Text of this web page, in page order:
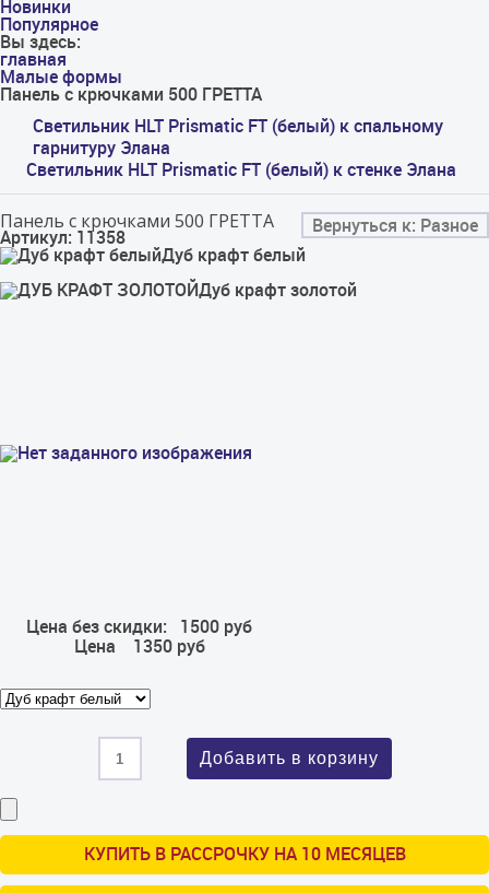
Новинки
Популярное
Вы здесь:
главная
Малые формы
Панель с крючками 500 ГРЕТТА
Светильник HLT Prismatic FT (белый) к спальному
гарнитуру Элана
Светильник HLT Prismatic FT (белый) к стенке Элана
Вернуться к: Разное
Панель с крючками 500 ГРЕТТА
Артикул: 11358
Дуб крафт белый
Дуб крафт золотой
Цена без скидки:
1500 руб
Цена
1350 руб
КУПИТЬ В РАССРОЧКУ НА 10 МЕСЯЦЕВ